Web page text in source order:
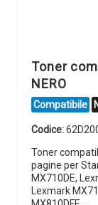
Toner
NERO
Compatibile
Codice:
Toner
pagine per
MX710DE,
Lexmark